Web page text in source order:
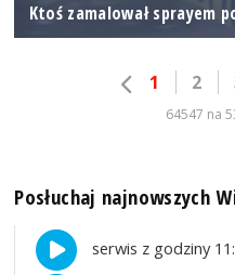
Ktoś zamalował sprayem
1 2
64547 na
Posłuchaj najnowszych
serwis z godziny